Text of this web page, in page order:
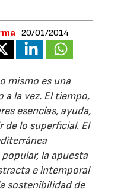
20/01/2014
mismo es una
a la vez. El tiempo,
esencias, ayuda,
de lo superficial. El
la apuesta
e intemporal
sostenibilidad de